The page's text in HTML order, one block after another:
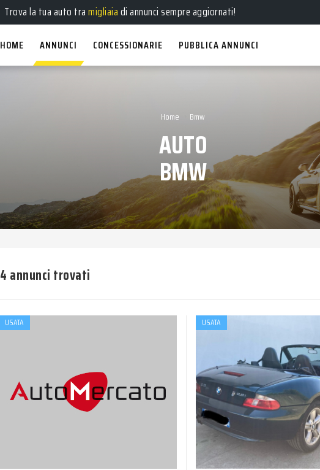
Trova la tua auto tramigliaiadi annunci sempre aggiornati!
HOME ANNUNCI CONCESSIONARIE PUBBLICA ANNUNCI
Home Bmw
AUTO
BMW
4 annunci trovati
USATA USATA